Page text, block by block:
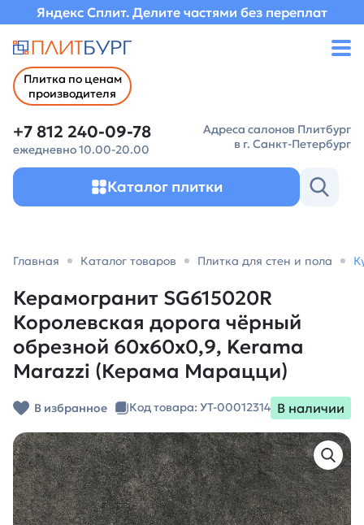
Яндекс Сплит. Делите частями без переплат
Плитка по ценам
производителя
+7 812 240-09-78
ежедневно 10.00-20.00
Адреса салонов Плитбург
в г. Санкт-Петербург
Каталог плитки
Главная Каталог товаров Плитка для стен и пола
Керамогранит SG615020R
Королевская дорога чёрный
обрезной 60x60x0,9, Kerama
Marazzi (Керама Марацци)
В избранное Код товара: УТ-00012314 В наличии